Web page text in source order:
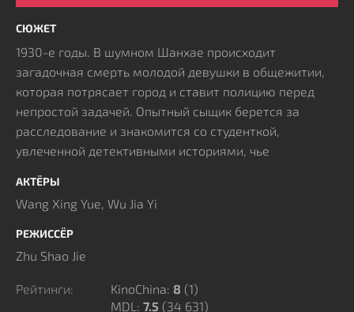
СЮЖЕТ
1930-е годы. В шумном Шанхае происходит
загадочная смерть молодой девушки в общежитии,
которая потрясает город и ставит полицию перед
непростой задачей. Опытный сыщик берется за
расследование и знакомится со студенткой,
увлеченной детективными историями, чье
важной подсказкой. Вместе они погружаются в
запутанное дело о похищении семнадцатилетнего
подростка, постепенно раскрывая скрытые слои
преступного мира мегаполиса.
первых женщин-полицейских города, а её
начальником становится Гуань Цэнь, что укрепляет
АКТЁРЫ
Wang Xing Yue, Wu Jia Yi
РЕЖИССЁР
Zhu Shao Jie
Рейтинги: KinoChina: 8 (1)
MDL: 7.5 (34 631)